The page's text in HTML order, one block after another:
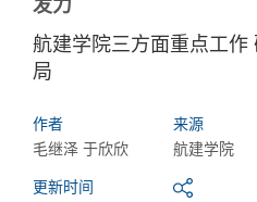
发力
航建学院三方面重点工作
局
作者
毛继泽 于欣欣
来源
航建学院
更新时间